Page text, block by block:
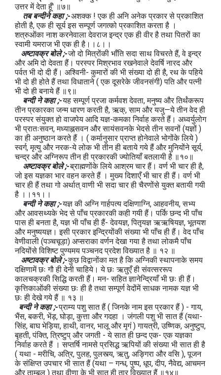
उत्तर में देता हूँ' ॥७॥
तब बन्दीने कहा ;-अशक्क ! एक ही अनि अनेक प्रकार से प्रकाशित
होती है, एक ही सूर्य इस सम्पूर्ण जगत्को प्रकाशित करता है ।
शत्रुओंका नाश करनेवाला देवराज इन्द्र एक ही वीर है तथा पितरों का
स्वामी यमराज भी एक ही है।।८।।
अष्टावक्र बोले ;-जो दो मित्रोंकी भाँति सदा साथ विचरते हैं, वे इन्द्र
और अमि दो देवता हैं। परस्पर मिश्रभाव रखनेवाले देवर्षि नारद और
पर्वत भी दो दी हैं। अश्विनी- कुमारों की भी संख्या दो ही है, रथ के पहिये
भी दो ही होते हैं तथा विधाताने ( एक दूसरेके जीवनसंगी) पति और पत्नी
भी दो ही बनाये हैं ॥९॥
बन्दी ने कहा ;-यह सम्पूर्ण प्रजा कर्मवश देवता, मनुष्य और तिर्थंकरूप
तीन प्रकारका जन्म धारण करती है, ऋक्, साम और यजु—ये तीन वेद ही
परस्पर संयुक्त हो वाजपेय आदि यज्ञ-कमका निर्वाह करते हैं। अध्वर्युलोग
भी प्रातःसवन, मध्याह्नसवन और सायंसवनके भेदसे तीन सवनों (यज्ञों )
का ही अनुष्ठान करते हैं । ( कर्मानुसार प्राप्त होनेवाले भोगोंके लिये )
स्वर्ग, मृत्यु और नरक-ये लोक भी तीन ही बताये गये हैं और मुनियोंने सूर्य,
चन्द्र और अग्निरूप तीन ही प्रकारकी ज्योतियाँ बतलायी है ॥१०॥
अष्टावक्र बोले ;-ब्राह्मणोंके लिये आश्रम चार हैं। वर्ण भी चार ही है,
जो इस यज्ञका भार वहन करते हैं । मुख्य दिशाएँ भी चार ही हैं। वर्ण भी
चार ही हैं तथा गो अर्थात् वाणी भी सदा चार ही चैरणोंसे युक्त बतायी गयी
है ।।११।।
बन्दी ने कहा ;-यज्ञ की अग्नि गार्हपत्य दक्षिणाग्नि, आहवनीय, सभ्य
और आवसथ्यके भेद से पाँच प्रकारकी कही गयी हैं। पर्कि छन्द भी पाँच
पास ही बनता है, यज्ञ भी पाँच ही हैं- देवयज्ञ, पितृयज्ञ ऋऋषियज्ञ, भूतयश
और मनुष्ययज्ञ। इसी प्रकार इन्द्रियोंकी संख्या भी पाँच ही हैं। वेद पाँच
वेणीवाली (पञ्चचूड़ा) अप्सराका वर्णन देखा गया है तथा लोकमै पाँच
नदियोंसे विशिष्ट पुण्यमय पञ्चनद प्रदेश विख्यात है ॥ १२ ॥
अष्टावक्र बोले ;-कुछ विद्वानोंका मत है कि अग्निकी स्थापनाके समय
दक्षिणामें छः गौ ही देनी चाहिये। ये छः ऋतुएँ ही संवत्सररूप
कालचक्रकी सिद्धि करती हैं। मन- सहित ज्ञानेन्द्रियाँ भी छः ही हैं।
कृत्तिकाओंकी संख्या छः ही है तथा सम्पूर्ण वेदोंमें साधक नामक यज्ञ भी
छः ही देखे गये हैं ॥ १३ ॥
बन्दी ने कहा ;-प्राम्य पशु सात हैं ( जिनके नाम इस प्रकार हैं ) - गाय,
भैंस, बकरी, भेंड़, घोड़ा, कुत्ता और गदहा । जंगली पशु भी सात हैं (यथा-
सिंह, बाघ भेड़िया, हाथी, वानर, भालू और मृगं ) गायत्री, उष्णिक, अनुष्टुप,
बृहती, पंक्ति, त्रिष्टुप् और जगती - ये सात ही छन्द एक- एक यज्ञका
निर्वाह करते हैं । सप्तर्षि नामसे प्रसिद्ध ऋपियों की संख्या भी सात ही है
( यथा - मरीचि, अत्रि, पुलह, पुलस्त्य, ऋतु, अङ्गिरा और वसि ), पूजन
के संक्षिप्त उपचार भी सात हैं (यथा – गन्ध, पुष्प, धूप, दीप, नैवेद्य, आचमन
और ताम्बूल ) तथा वीणा के भी सात ही तार विख्यात हैं ॥१४॥